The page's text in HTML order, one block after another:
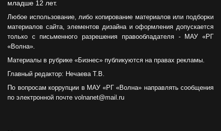
младше 12 лет.
Любое использование, либо копирование материалов или подборки
материалов сайта, элементов дизайна и оформления допускается
только с письменного разрешения правообладателя - МАУ «РГ
«Волна».
Материалы в рубрике «Бизнес» публикуются на правах рекламы.
Главный редактор: Нечаева Т.В.
По вопросам коррупции в МАУ «РГ «Волна» направлять сообщения
по электронной почте volnanet@mail.ru